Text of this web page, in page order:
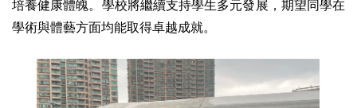
培養健康體魄。學校將繼續支持學生多元發展，期望同學在
學術與體藝方面均能取得卓越成就。